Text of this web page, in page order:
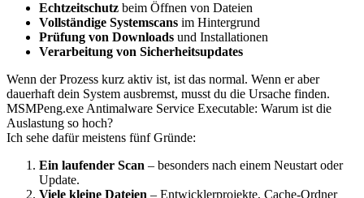
Echtzeitschutz beim Öffnen von Dateien
Vollständige Systemscans im Hintergrund
Prüfung von Downloads und Installationen
Verarbeitung von Sicherheitsupdates
Wenn der Prozess kurz aktiv ist, ist das normal. Wenn er aber
dauerhaft dein System ausbremst, musst du die Ursache finden.
MSMPeng.exe Antimalware Service Executable: Warum ist die
Auslastung so hoch?
Ich sehe dafür meistens fünf Gründe:
Ein laufender Scan – besonders nach einem Neustart oder
Update.
Viele kleine Dateien – Entwicklerprojekte, Cache-Ordner